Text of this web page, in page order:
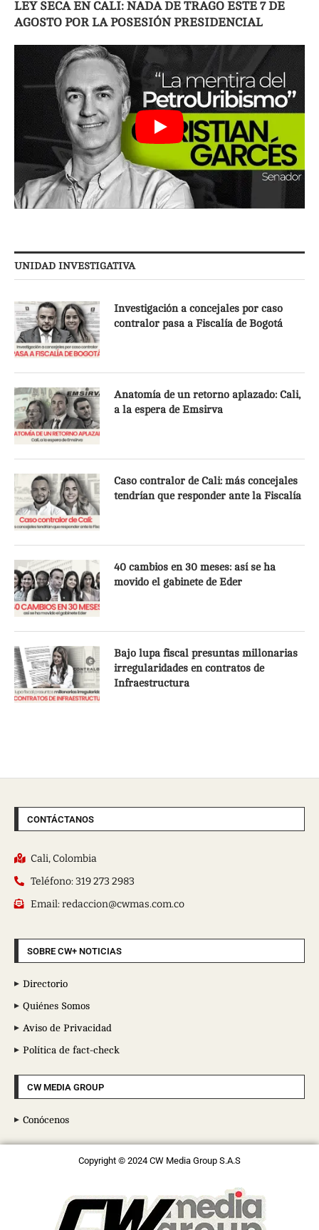
LEY SECA EN CALI: NADA DE TRAGO ESTE 7 DE
AGOSTO POR LA POSESIÓN PRESIDENCIAL
UNIDAD INVESTIGATIVA
Investigación a concejales por caso
contralor pasa a Fiscalía de Bogotá
Anatomía de un retorno aplazado: Cali,
a la espera de Emsirva
Caso contralor de Cali: más concejales
tendrían que responder ante la Fiscalía
40 cambios en 30 meses: así se ha
movido el gabinete de Eder
Bajo lupa fiscal presuntas millonarias
irregularidades en contratos de
Infraestructura
CONTÁCTANOS
Cali, Colombia
Teléfono: 319 273 2983
Email: redaccion@cwmas.com.co
SOBRE CW+ NOTICIAS
Directorio
Quiénes Somos
Aviso de Privacidad
Política de fact-check
CW MEDIA GROUP
Conócenos
Copyright © 2024 CW Media Group S.A.S